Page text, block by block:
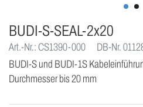
BUDI-S-SEAL-2x20
Art.-Nr.: CS1390-000
DB-Nr.
BUDI-S und BUDI-1S
Durchmesser bis 20 mm